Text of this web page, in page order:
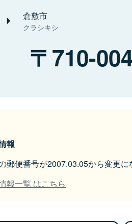
倉敷市
クラシキシ
710-
報
郵便番号が2007.03.05から変更に
報一覧 はこちら